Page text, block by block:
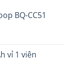
BQ-CC51
vỉ 1 viên